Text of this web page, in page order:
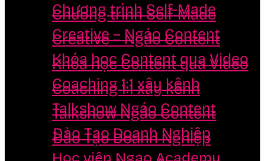
Chương trình Self-Made
Creative – Ngáo Content
Khóa học Content qua Video
Coaching 1:1 xây kênh
Talkshow Ngáo Content
Đào Tạo Doanh Nghiệp
Chương trình Self-Made
Creative – Ngáo Content
Khóa học Content qua Video
Coaching 1:1 xây kênh
Talkshow Ngáo Content
Đào Tạo Doanh Nghiệp